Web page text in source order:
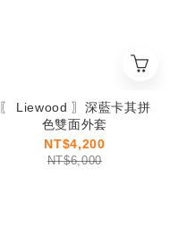
〖 Liewood 〗深藍卡其拼
色雙面外套
NT$4,200
NT$6,000